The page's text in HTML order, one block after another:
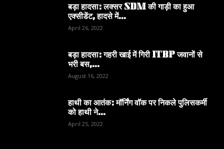
बड़ा हादसा: लक्सर SDM की गाड़ी का हुआ
एक्सीडेंट, हादसे में...
April 26, 2022
बड़ा हादसा: गहरी खाई में गिरी ITBP जवानों से
भरी बस,...
August 16, 2022
हाथी का आतंक: मॉर्निंग वॉक पर निकले पुलिसकर्मी
को हाथी ने...
April 25, 2022